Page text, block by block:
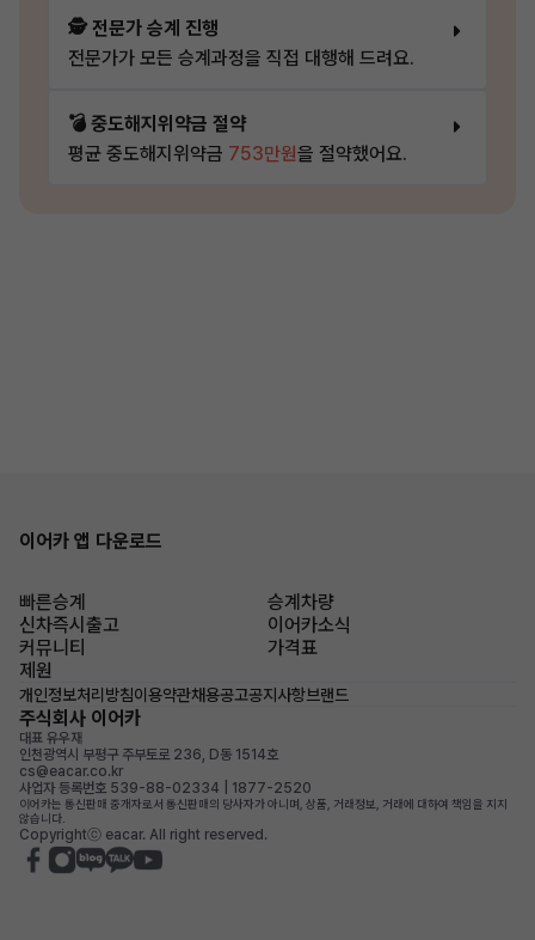
🕵️ 전문가 승계 진행
전문가가 모든 승계과정을 직접 대행해 드려요.
💣 중도해지위약금 절약
평균 중도해지위약금 753만원을 절약했어요.
이어카 앱 다운로드
빠른승계
승계차량
신차즉시출고
이어카소식
커뮤니티
가격표
제원
개인정보처리방침이용약관채용공고공지사항브랜드
주식회사 이어카
대표 유우재
인천광역시 부평구 주부토로 236, D동 1514호
cs@eacar.co.kr
사업자 등록번호 539-88-02334 | 1877-2520
이어카는 통신판매 중개자로서 통신판매의 당사자가 아니며, 상품, 거래정보, 거래에 대하여 책임을 지지
않습니다.
Copyrightⓒ eacar. All right reserved.